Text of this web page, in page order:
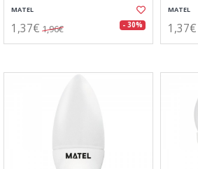
MATEL
1,37€ 1,96€ - 30%
MATEL
1,37€